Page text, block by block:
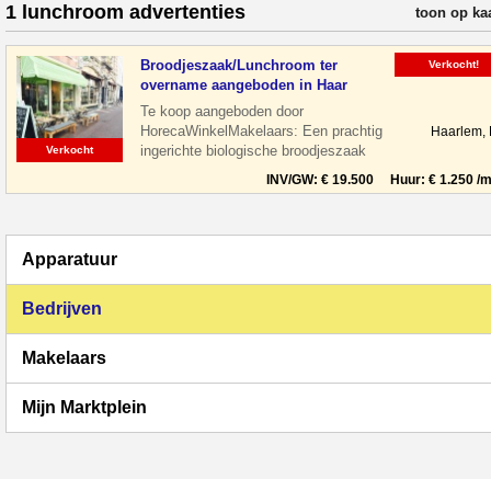
1 lunchroom advertenties verfijn
toon op
Verkocht
Broodjeszaak/Lunchroom ter
overname aangeboden in Haar
Te koop aangeboden door
HorecaWinkelMakelaars: Een prachtig
ingerichte biologische broodjeszaak
gelegen midden in het centrum van
Haarlem tussen de le
Haarlem,
INV/GW: € 19.500 Huur: € 1.250 /
Verkocht!
Apparatuur
Bedrijven
Makelaars
Mijn Marktplein